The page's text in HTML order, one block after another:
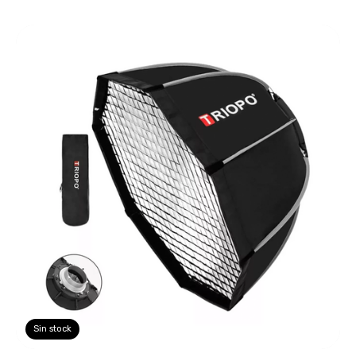
Sin stock